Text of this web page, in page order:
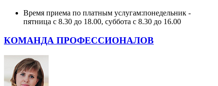
Время приема по платным услугам:понедельник -
пятница с 8.30 до 18.00, суббота с 8.30 до 16.00
КОМАНДА ПРОФЕССИОНАЛОВ